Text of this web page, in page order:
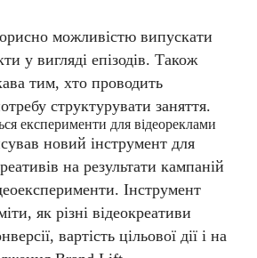
можливістю випускати
у вигляді епізодів. Також
тим, хто проводить
структурувати заняття.
експерименти для відеореклами
новий інструмент для
на результати кампаній
Інструмент
як різні відеокреативи
вартість цільової дії і на